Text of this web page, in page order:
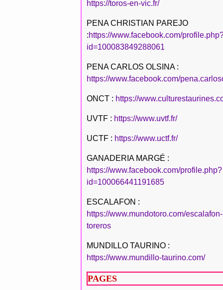
https://toros-en-vic.fr/
PENA CHRISTIAN PAREJO
:https://www.facebook.com/
id=100083849288061
PENA CARLOS OLSINA :
https://www.facebook.com/
ONCT : https://
UVTF : https://www.uvtf.fr/
UCTF : https://www.uctf.fr/
GANADERIA MARGÉ :
https://www.facebook.com/profile.php?
id=100066441191685
ESCALAFON :
https://www.mundotoro.com/escalafon-
toreros
MUNDILLO TAURINO :
https://www.mundillo-taurino.com/
PAGES